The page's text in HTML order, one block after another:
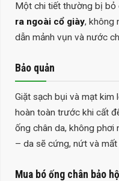
Một chi tiết thường bị bỏ
ra ngoài cổ giày, không
dẫn mảnh vụn và nước
Bảo quản
Giặt sạch bụi và mạt kim
hoàn toàn trước khi cất
ống chân da, không phơi
– da sẽ cứng, nứt và mất
Mua bó ống chân bảo